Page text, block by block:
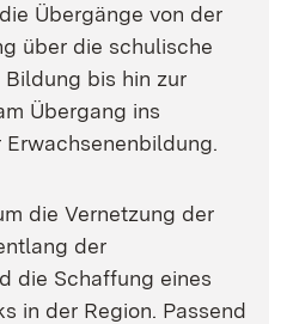
Übergänge von der
über die schulische
bis hin zur
Übergang ins
die Vernetzung der
der
die Schaffung eines
in der Region. Passend